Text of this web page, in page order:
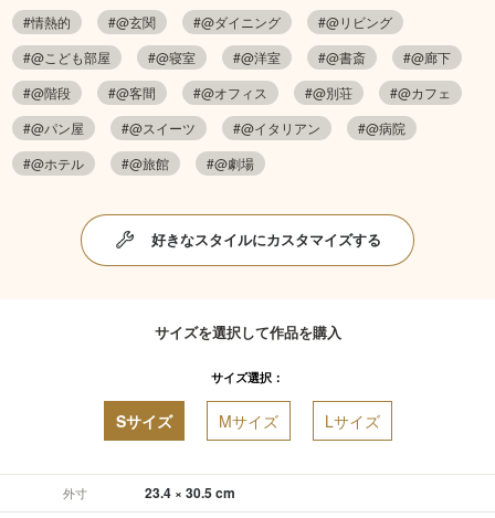
#情熱的
#@玄関 #@ダイニング
#@リビング
#@こども部屋
#@寝室 #@洋室 #@書斎
#@廊下
#@階段
#@客間 #@オフィス #@別荘
#@カフェ
#@パン屋
#@スイーツ #@イタリアン
#@病院
#@ホテル
#@旅館 #@劇場
好きなスタイルにカスタマイズする
サイズを選択して作品を購入
サイズ選択：
Sサイズ Mサイズ Lサイズ
外寸 23.4 × 30.5 cm